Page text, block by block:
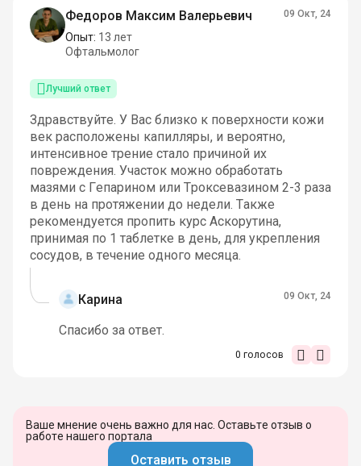
Федоров Максим Валерьевич
Опыт: 13 лет
Офтальмолог
09 Окт, 24
Лучший ответ
Здравствуйте. У Вас близко к поверхности кожи
век расположены капилляры, и вероятно,
интенсивное трение стало причиной их
повреждения. Участок можно обработать
мазями с Гепарином или Троксевазином 2-3 раза
в день на протяжении до недели. Также
рекомендуется пропить курс Аскорутина,
принимая по 1 таблетке в день, для укрепления
сосудов, в течение одного месяца.
Карина 09 Окт, 24
Спасибо за ответ.
0 голосов
Ваше мнение очень важно для нас. Оставьте отзыв о
работе нашего портала
Оставить отзыв